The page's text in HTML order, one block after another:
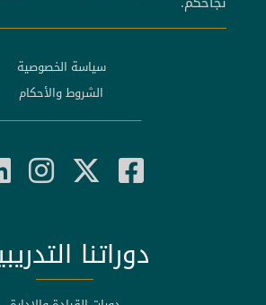
سياسة الخصوصية
الشروط والأحكام
دوراتنا